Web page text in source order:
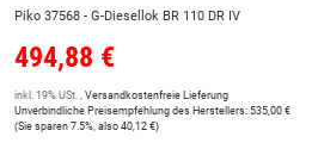
Piko 37568 - G-Diesellok BR 110 DR IV
494,88 €
inkl. 19% USt. , Versandkostenfreie Lieferung
Unverbindliche Preisempfehlung des Herstellers: 535,00 €
(Sie sparen 7.5%, also 40,12 €)